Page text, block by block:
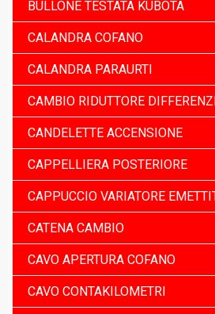
BULLONE TESTATA KUBOTA
CALANDRA COFANO
CALANDRA PARAURTI
CAMBIO RIDUTTORE
CANDELETTE ACCENSIONE
CAPPELLIERA POSTERIORE
CAPPUCCIO VARIATORE
CATENA CAMBIO
CAVO APERTURA COFANO
CAVO CONTAKILOMETRI